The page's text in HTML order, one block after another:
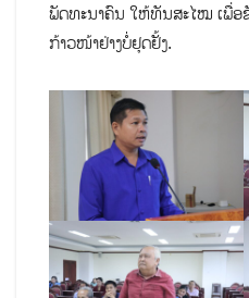
ພັດທະນາຄົນ ໃຫ້ທັນສະໄໝ ເພື່ອ
ກ້າວໜ້າຢ່າງບໍ່ຢຸດຢັ້ງ.